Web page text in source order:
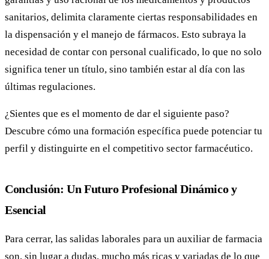
sanitarios, delimita claramente ciertas responsabilidades en
la dispensación y el manejo de fármacos. Esto subraya la
necesidad de contar con personal cualificado, lo que no solo
significa tener un título, sino también estar al día con las
últimas regulaciones.
¿Sientes que es el momento de dar el siguiente paso?
Descubre cómo una formación específica puede potenciar tu
perfil y distinguirte en el competitivo sector farmacéutico.
Conclusión: Un Futuro Profesional Dinámico y
Esencial
Para cerrar, las salidas laborales para un auxiliar de farmacia
son, sin lugar a dudas, mucho más ricas y variadas de lo que